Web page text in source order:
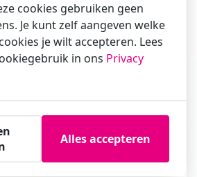
ook een cursist?
zijn geencursisten.
cookies gebruiken geen
Je kunt zelf aangeven welke
je wilt accepteren. Lees
in ons Privacy
Alles accepteren